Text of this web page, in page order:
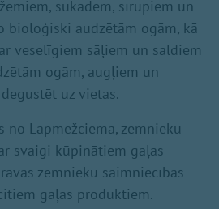
sukādēm, sīrupiem un
bioloģiski audzētām ogām, kā
ar veselīgiem sāļiem un saldiem
ogām, augļiem un
uz vietas.
Lapmežciema, zemnieku
svaigi kūpinātiem gaļas
zemnieku saimniecības
gaļas produktiem.